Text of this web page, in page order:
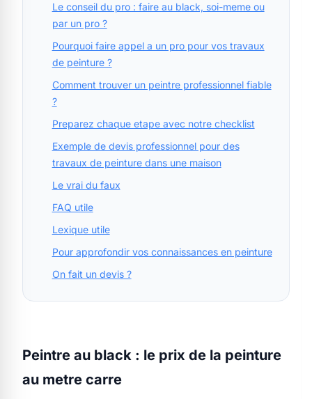
Le conseil du pro : faire au black, soi-meme ou
par un pro ?
Pourquoi faire appel a un pro pour vos travaux
de peinture ?
Comment trouver un peintre professionnel fiable
?
Preparez chaque etape avec notre checklist
Exemple de devis professionnel pour des
travaux de peinture dans une maison
Le vrai du faux
FAQ utile
Lexique utile
Pour approfondir vos connaissances en peinture
On fait un devis ?
Peintre au black : le prix de la peinture
au metre carre